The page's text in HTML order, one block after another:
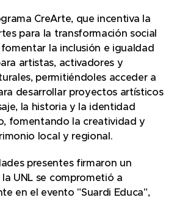
CreArte, que incentiva la
para la transformación social
la inclusión e igualdad
artistas, activadores y
permitiéndoles acceder a
desarrollar proyectos artísticos
la historia y la identidad
fomentando la creatividad y
local y regional.
presentes firmaron un
UNL se comprometió a
en el evento "Suardi Educa",